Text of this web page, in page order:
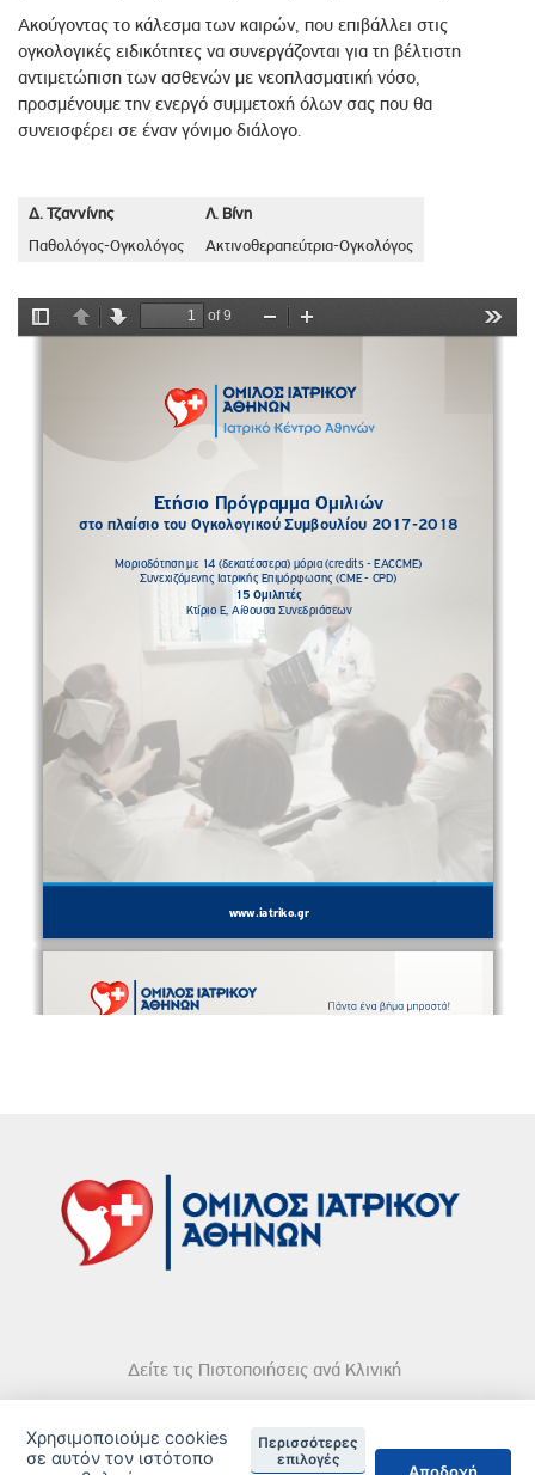
Ακούγοντας το κάλεσμα των καιρών, που επιβάλλει στις
ογκολογικές ειδι­κότητες να συνεργάζονται για τη βέλτιστη
αντιμετώπιση των ασθενών με νεοπλασματική νόσο,
προσμένουμε την ενεργό συμμετοχή όλων σας που θα
συνεισφέρει σε έναν γόνιμο διάλογο.
Δ. Τζαννίνης
Λ. Βίνη
Παθολόγος-Ογκολόγος
Ακτινοθεραπεύτρια-Ογκολόγος
Δείτε τις Πιστοποιήσεις ανά Κλινική
Χρησιμοποιούμε cookies
σε αυτόν τον ιστότοπο
Περισσότερες
επιλογές